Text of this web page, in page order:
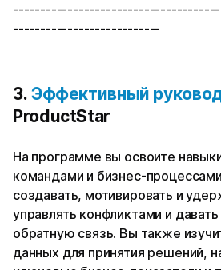
---------------------------
3. Эффективный
ProductStar
На программе вы освоите
командами и бизнес-
создавать, мотивировать и
управлять конфликтами и
обратную связь. Вы также
данных для принятия решений,